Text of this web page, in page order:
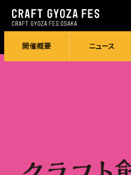
開催概要 ニュース